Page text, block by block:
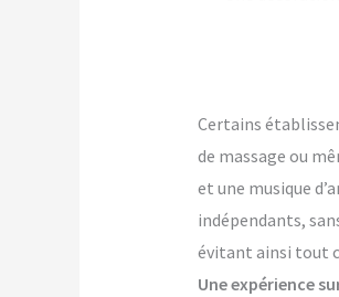
Certains
de massage ou
et une musique
indépendants,
évitant ainsi tout
Une expérience